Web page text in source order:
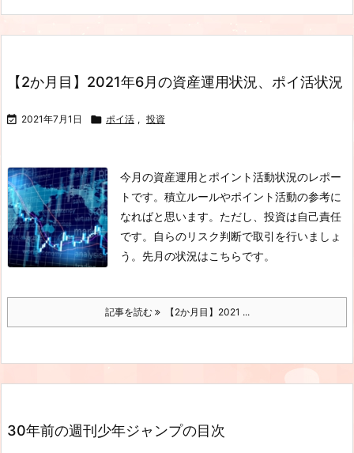
【2か月目】2021年6月の資産運用状況、ポイ活状況
 2021年7月1日  ポイ活 , 投資
今月の資産運用とポイント活動状況のレポー
トです。積立ルールやポイント活動の参考に
なればと思います。ただし、投資は自己責任
です。自らのリスク判断で取引を行いましょ
う。 先月の状況はこちらです。
記事を読む 【2か月目】2021 ...
30年前の週刊少年ジャンプの目次